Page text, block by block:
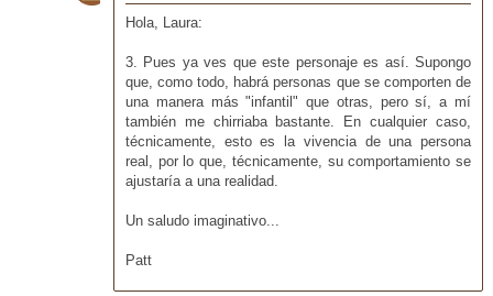
Hola, Laura:
3. Pues ya ves que este personaje es así. Supongo
que, como todo, habrá personas que se comporten de
una manera más "infantil" que otras, pero sí, a mí
también me chirriaba bastante. En cualquier caso,
técnicamente, esto es la vivencia de una persona
real, por lo que, técnicamente, su comportamiento se
ajustaría a una realidad.
Un saludo imaginativo...
Patt